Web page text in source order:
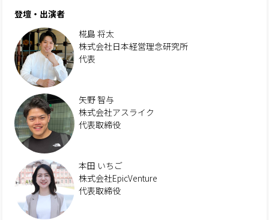
登壇・出演者
椛島 将太
株式会社日本経営理念研究所
代表
矢野 智与
株式会社アスライク
代表取締役
本田 いちご
株式会社EpicVenture
代表取締役